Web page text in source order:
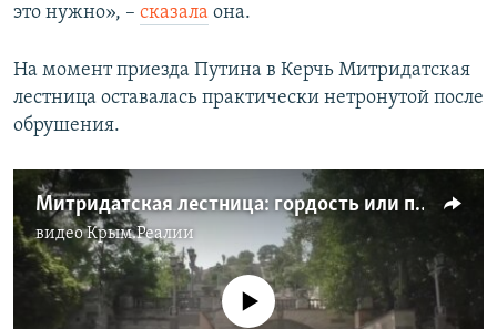
это нужно», – сказала она.
На момент приезда Путина в Керчь Митридатская
лестница оставалась практически нетронутой после
обрушения.
Митридатская лестница: гордость или позор Керчи (видео)
видеоКрым.Реалии
No media source currently available